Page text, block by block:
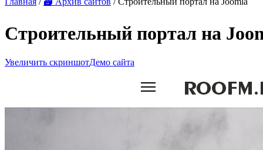
Строительный портал на
Увеличить скриншотДемо сайта